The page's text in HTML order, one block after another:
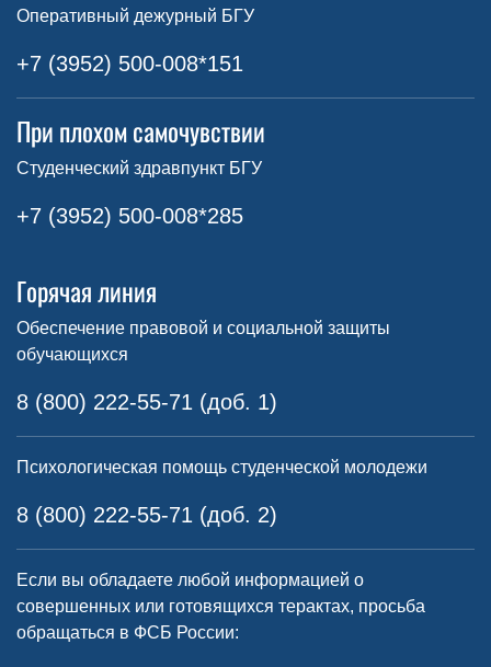
Оперативный дежурный БГУ
+7 (3952) 500-008*151
При плохом самочувствии
Студенческий здравпункт БГУ
+7 (3952) 500-008*285
Горячая линия
Обеспечение правовой и социальной защиты
обучающихся
8 (800) 222-55-71 (доб. 1)
Психологическая помощь студенческой молодежи
8 (800) 222-55-71 (доб. 2)
Если вы обладаете любой информацией о
совершенных или готовящихся терактах, просьба
обращаться в ФСБ России: